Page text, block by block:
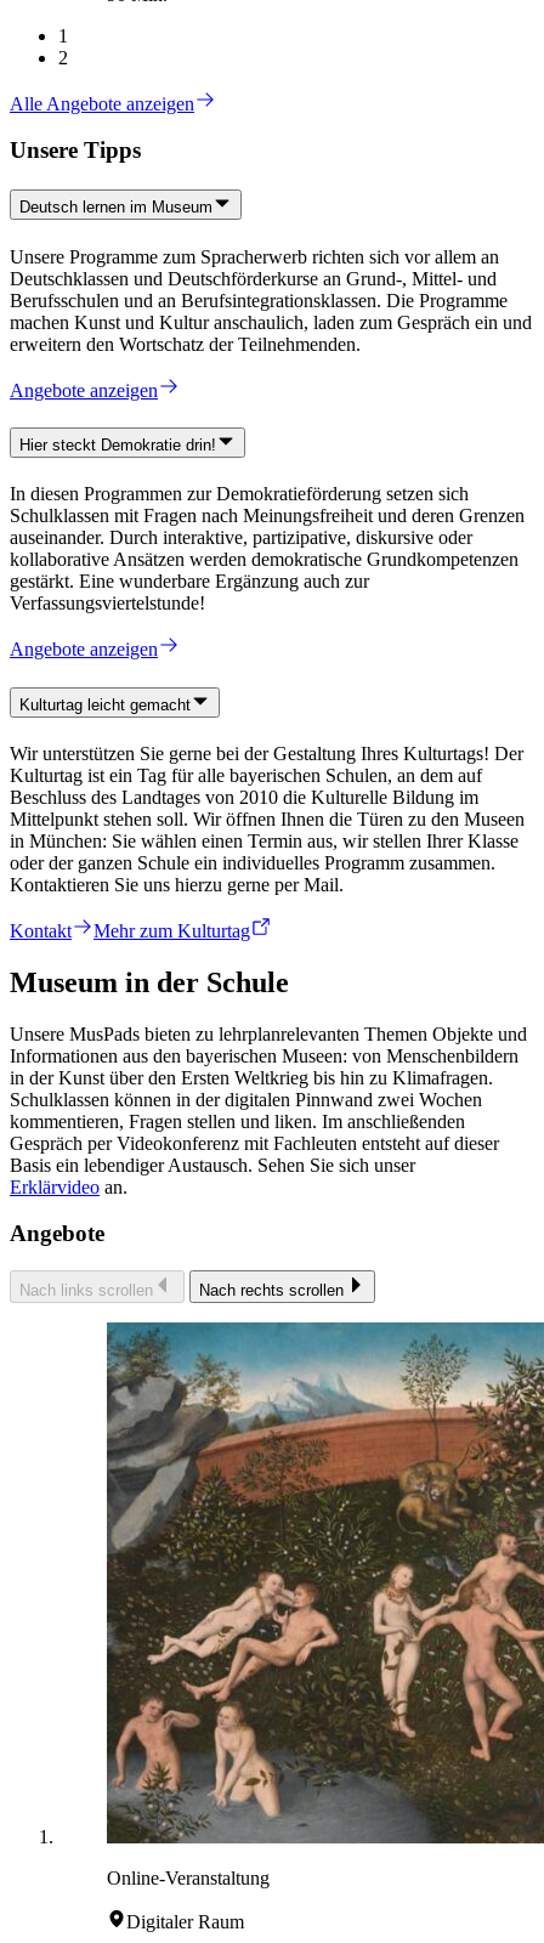
1
2
Alle Angebote anzeigen
Unsere Tipps
Deutsch lernen im Museum
Unsere Programme zum Spracherwerb richten sich vor allem an
Deutschklassen und Deutschförderkurse an Grund-, Mittel- und
Berufsschulen und an Berufsintegrationsklassen. Die Programme
machen Kunst und Kultur anschaulich, laden zum Gespräch ein und
erweitern den Wortschatz der Teilnehmenden.
Angebote anzeigen
Hier steckt Demokratie drin!
In diesen Programmen zur Demokratieförderung setzen sich
Schulklassen mit Fragen nach Meinungsfreiheit und deren Grenzen
auseinander. Durch interaktive, partizipative, diskursive oder
kollaborative Ansätzen werden demokratische Grundkompetenzen
gestärkt. Eine wunderbare Ergänzung auch zur
Verfassungsviertelstunde!
Angebote anzeigen
Kulturtag leicht gemacht
Wir unterstützen Sie gerne bei der Gestaltung Ihres Kulturtags! Der
Kulturtag ist ein Tag für alle bayerischen Schulen, an dem auf
Beschluss des Landtages von 2010 die Kulturelle Bildung im
Mittelpunkt stehen soll. Wir öffnen Ihnen die Türen zu den Museen
in München: Sie wählen einen Termin aus, wir stellen Ihrer Klasse
oder der ganzen Schule ein individuelles Programm zusammen.
Kontaktieren Sie uns hierzu gerne per Mail.
Kontakt Mehr zum Kulturtag
Museum in der Schule
Unsere MusPads bieten zu lehrplanrelevanten Themen Objekte und
Informationen aus den bayerischen Museen: von Menschenbildern
in der Kunst über den Ersten Weltkrieg bis hin zu Klimafragen.
Schulklassen können in der digitalen Pinnwand zwei Wochen
kommentieren, Fragen stellen und liken. Im anschließenden
Gespräch per Videokonferenz mit Fachleuten entsteht auf dieser
Basis ein lebendiger Austausch. Sehen Sie sich unser
Erklärvideo an.
Angebote
Nach links scrollen Nach rechts scrollen
Online-Veranstaltung
Digitaler Raum